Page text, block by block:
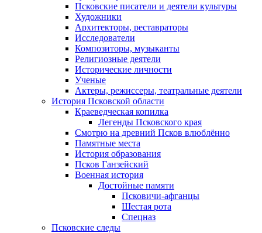
Псковские писатели и деятели культуры
Художники
Архитекторы, реставраторы
Исследователи
Композиторы, музыканты
Религиозные деятели
Исторические личности
Ученые
Актеры, режиссеры, театральные деятели
История Псковской области
Краеведческая копилка
Легенды Псковского края
Смотрю на древний Псков влюблённо
Памятные места
История образования
Псков Ганзейский
Военная история
Достойные памяти
Псковичи-афганцы
Шестая рота
Спецназ
Псковские следы